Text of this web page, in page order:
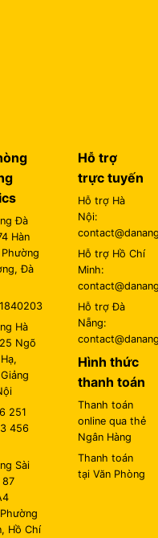
Đà
Hàn
Đà
Hà
Ngõ
251
456
Sài
87
Hồ Chí
Hỗ trợ
trực tuyến
Hỗ trợ Hà
Nội:
Hỗ trợ Hồ Chí
Minh:
Hỗ trợ Đà
Nẵng:
Hình thức
thanh toán
Thanh toán
online qua thẻ
Ngân Hàng
Thanh toán
tại Văn Phòng